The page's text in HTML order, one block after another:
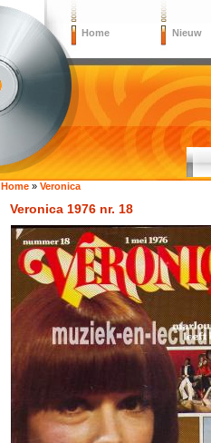
Home Nieuw
Home » Veronica
Veronica 1976 nr. 18